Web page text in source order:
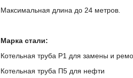
Максимальная длина до 24 метров.
Марка стали:
Котельная труба Р1 для замены и
Котельная труба П5 для нефти